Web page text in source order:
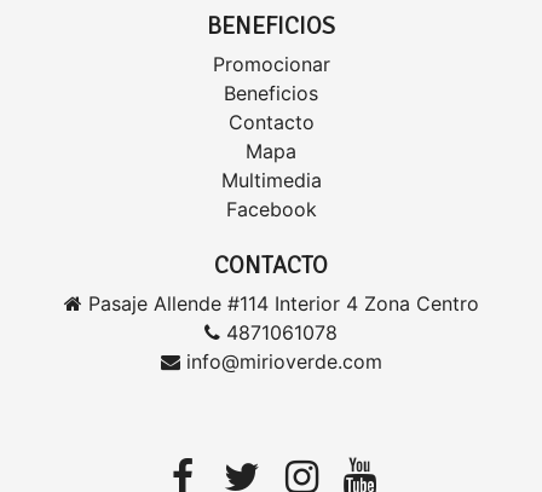
BENEFICIOS
Promocionar
Beneficios
Contacto
Mapa
Multimedia
Facebook
CONTACTO
Pasaje Allende #114 Interior 4 Zona Centro
4871061078
info@mirioverde.com